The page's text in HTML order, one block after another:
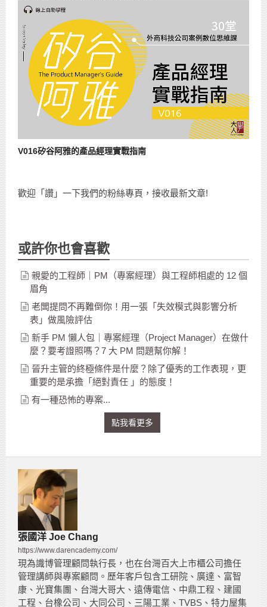
V016矽谷阿雅的產品經理實戰指南
歡迎「讚」一下我們的粉絲專頁，接收最新文章!
或許你也會喜歡
親愛的工程師｜PM（專案經理）與工程師相處的 12 個
眉角
老闆提問不再難倒你！用一張「失效模式與影響分析
表」做風險評估
新手 PM 懶人包｜專案經理（Project Manager）在做什
麼？要考證照嗎？7 大 PM 問題幫你解！
晉升主管的終極條件是什麼？除了優秀的工作表現，更
重要的是承擔「絕對責任 」的態度！
有一種恐怖的專案...
點我看更多
張國洋 Joe Chang
https://www.darencademy.com/
現為識博管理顧問執行長，也在台灣百大上市櫃公司擔任
管理講師與專案顧問。歷年客戶包含工研院、廣達、富智
康、光寶集團、台灣大哥大、遠傳電信、中鼎工程、建國
工程、台橡公司、大同公司、三陽工業、TVBS、特力屋集